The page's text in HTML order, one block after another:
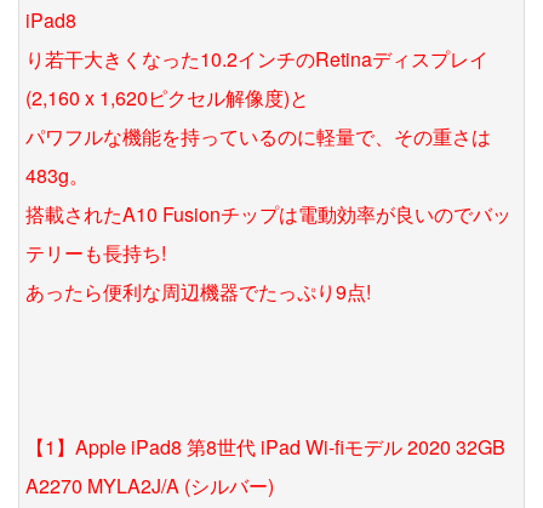
iPad8
り若干大きくなった10.2インチのRetinaディスプレイ
(2,160 x 1,620ピクセル解像度)と
パワフルな機能を持っているのに軽量で、その重さは
483g。
搭載されたA10 Fusionチップは電動効率が良いのでバッ
テリーも長持ち!
あったら便利な周辺機器でたっぷり9点!
【1】Apple iPad8 第8世代 iPad Wi-fiモデル 2020 32GB
A2270 MYLA2J/A (シルバー)